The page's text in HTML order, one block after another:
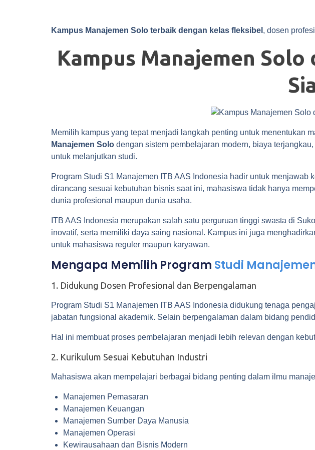
Kampus Manajemen Solo terbaik dengan kelas fleksibel , dosen
Kampus Manajemen
Memilih kampus yang tepat menjadi langkah penting untuk menentukan
Manajemen Solo dengan sistem pembelajaran modern, biaya
untuk melanjutkan studi.
Program Studi S1 Manajemen ITB AAS Indonesia hadir untuk
dirancang sesuai kebutuhan bisnis saat ini, mahasiswa tidak hanya
dunia profesional maupun dunia usaha.
ITB AAS Indonesia merupakan salah satu perguruan tinggi swasta di
inovatif, serta memiliki daya saing nasional. Kampus ini juga
untuk mahasiswa reguler maupun karyawan.
Mengapa Memilih Program Studi
1. Didukung Dosen Profesional dan Berpengalaman
Program Studi S1 Manajemen ITB AAS Indonesia didukung tenaga
jabatan fungsional akademik. Selain berpengalaman dalam bidang
Hal ini membuat proses pembelajaran menjadi lebih relevan dengan
2. Kurikulum Sesuai Kebutuhan Industri
Mahasiswa akan mempelajari berbagai bidang penting dalam ilmu
Manajemen Pemasaran
Manajemen Keuangan
Manajemen Sumber Daya Manusia
Manajemen Operasi
Kewirausahaan dan Bisnis Modern